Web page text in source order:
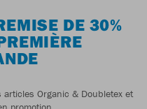
DE 30%
Organic & Doubletex et